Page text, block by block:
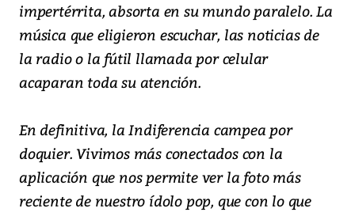
impertérrita, absorta en su mundo paralelo. La
música que eligieron escuchar, las noticias de
la radio o la fútil llamada por celular
acaparan toda su atención.
En definitiva, la Indiferencia campea por
doquier. Vivimos más conectados con la
aplicación que nos permite ver la foto más
reciente de nuestro ídolo pop, que con lo que